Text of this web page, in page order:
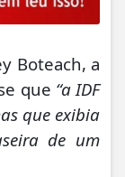
Boteach, a
que “a IDF
que exibia
de um